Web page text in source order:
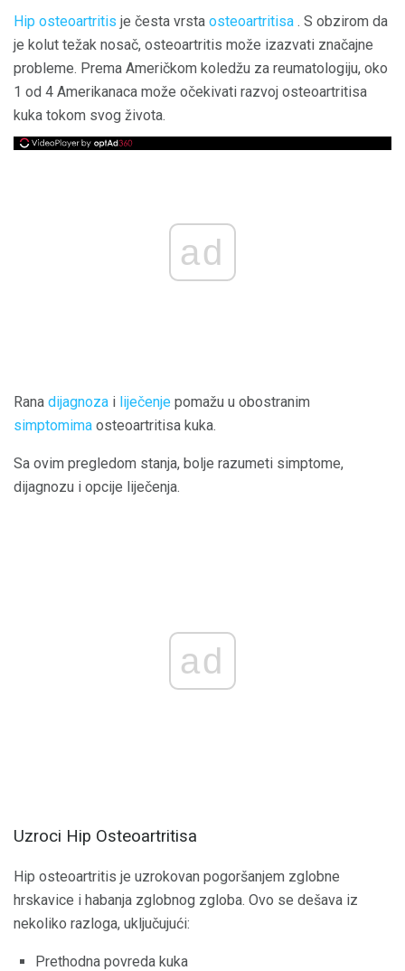
Hip osteoartritis je česta vrsta osteoartritisa . S obzirom da
je kolut težak nosač, osteoartritis može izazvati značajne
probleme. Prema Američkom koledžu za reumatologiju, oko
1 od 4 Amerikanaca može očekivati ​​razvoj osteoartritisa
kuka tokom svog života.
ad
Rana dijagnoza i liječenje pomažu u obostranim
simptomima osteoartritisa kuka.
Sa ovim pregledom stanja, bolje razumeti simptome,
dijagnozu i opcije liječenja.
ad
Uzroci Hip Osteoartritisa
Hip osteoartritis je uzrokovan pogoršanjem zglobne
hrskavice i habanja zglobnog zgloba. Ovo se dešava iz
nekoliko razloga, uključujući:
Prethodna povreda kuka